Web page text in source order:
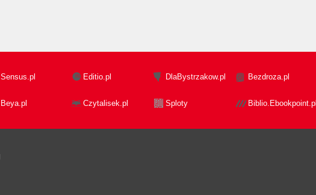
Sensus.pl Editio.pl DlaBystrzakow.pl Bezdroza.pl
Beya.pl Czytalisek.pl Sploty Biblio.Ebookpoint.pl